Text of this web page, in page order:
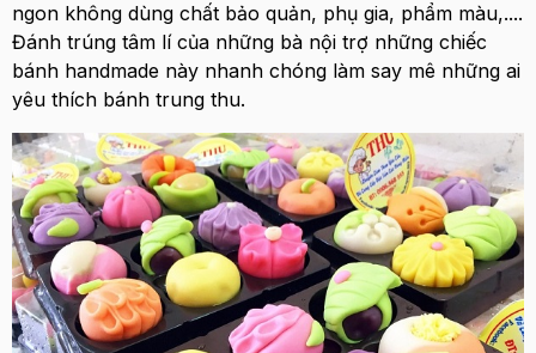
ngon không dùng chất bảo quản, phụ gia, phẩm màu,....
Đánh trúng tâm lí của những bà nội trợ những chiếc
bánh handmade này nhanh chóng làm say mê những ai
yêu thích bánh trung thu.